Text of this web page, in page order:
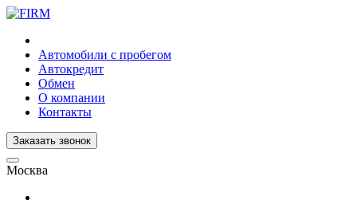
Автомобили с пробегом
Автокредит
Обмен
О компании
Контакты
Заказать звонок
Москва